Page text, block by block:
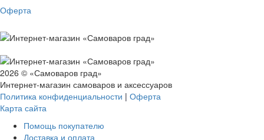
Оферта
2026 © «Самоваров град»
Интернет-магазин самоваров и аксессуаров
Политика конфиденциальности | Оферта
Карта сайта
Помощь покупателю
Доставка и оплата